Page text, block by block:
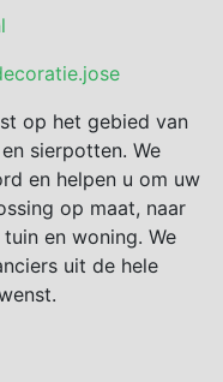
op het gebied van
sierpotten. We
en helpen u om uw
op maat, naar
en woning. We
uit de hele